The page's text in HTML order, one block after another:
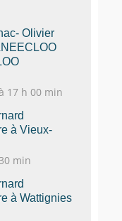
Olivier
17 h 00 min
à Vieux-
min
à Wattignies